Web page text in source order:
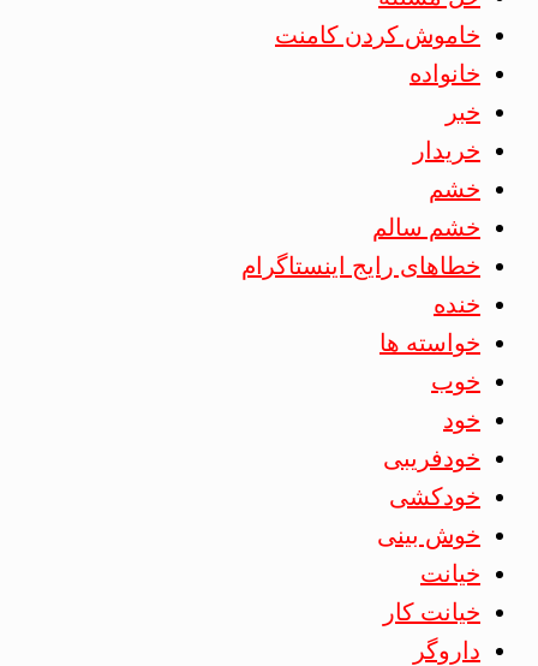
خاموش کردن کامنت
خانواده
خبر
خریدار
خشم
خشم سالم
خطاهای رایج اینستاگرام
خنده
خواسته ها
خوب
خود
خودفریبی
خودکشی
خوش بینی
خیانت
خیانت کار
داروگر